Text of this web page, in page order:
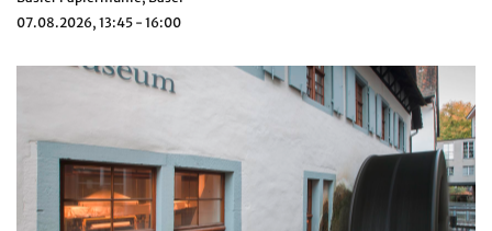
07.08.2026, 13:45 - 16:00